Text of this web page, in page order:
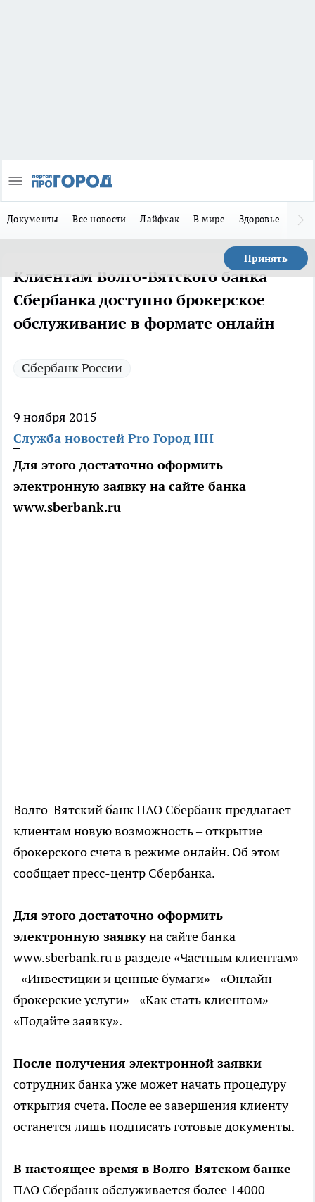
Документы Все новости Лайфхак В мире Здоровье
Принять
Клиентам Волго-Вятского банка
Сбербанка доступно брокерское
обслуживание в формате онлайн
Сбербанк России
9 ноября 2015
Служба новостей Pro Город НН
Для этого достаточно оформить
электронную заявку на сайте банка
www.sberbank.ru
Волго-Вятский банк ПАО Сбербанк предлагает
клиентам новую возможность – открытие
брокерского счета в режиме онлайн. Об этом
сообщает пресс-центр Сбербанка.
Для этого достаточно оформить
электронную заявкуна сайте банка
www.sberbank.ru в разделе «Частным клиентам»
- «Инвестиции и ценные бумаги» - «Онлайн
брокерские услуги» - «Как стать клиентом» -
«Подайте заявку».
После получения электронной заявки
сотрудник банка уже может начать процедуру
открытия счета. После ее завершения клиенту
останется лишь подписать готовые документы.
В настоящее время в Волго-Вятском банке
ПАО Сбербанк обслуживается более 14000